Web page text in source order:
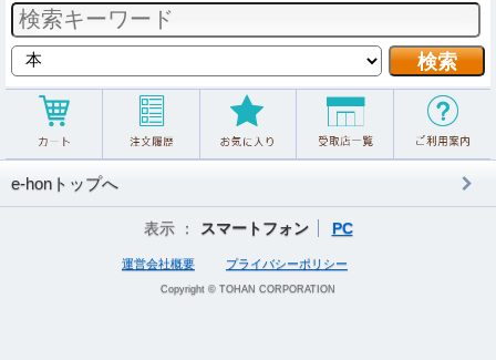
e-honトップへ
表示 ： スマートフォン PC
運営会社概要 プライバシーポリシー
Copyright © TOHAN CORPORATION